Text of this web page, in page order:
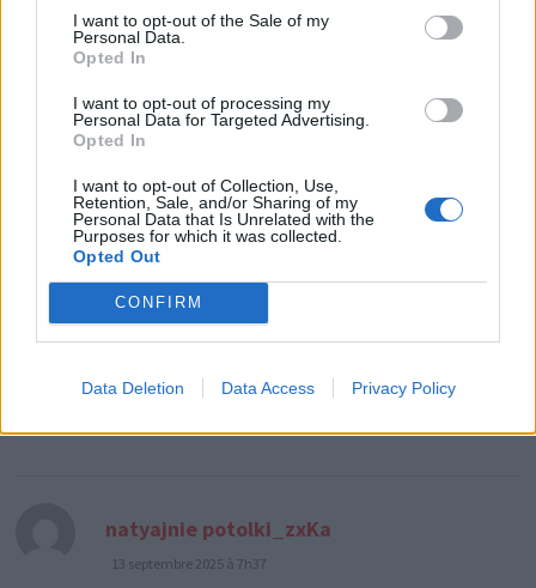
I want to opt-out of the Sale of my
Personal Data.
Opted In
I want to opt-out of processing my
Personal Data for Targeted Advertising.
Opted In
I want to opt-out of Collection, Use,
Retention, Sale, and/or Sharing of my
Personal Data that Is Unrelated with the
Purposes for which it was collected.
Opted Out
CONFIRM
Data Deletion Data Access Privacy Policy
Thank you for your sharing. I am worried
that I lack creative ideas. It is your article
that makes me full of hope. Thank you.
But, I have a question, can you help me?
kondicioneri s ystanovkoi_luoa
13 septembre 2025 à 7h01
https://kondicioner-obninsk-1.ru/.
natyajnie potolki_zxKa
13 septembre 2025 à 7h37